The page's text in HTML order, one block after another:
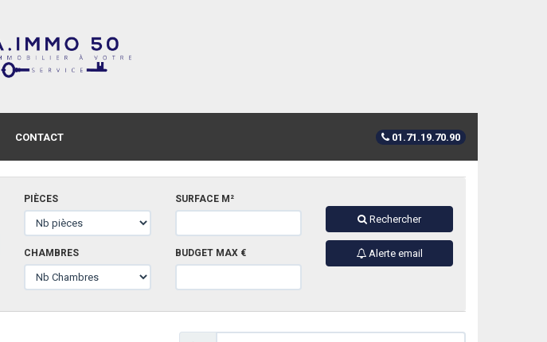
CONTACT 01.71.19.70.90
PIÈCES
CHAMBRES
SURFACE M²
BUDGET MAX €
Rechercher
Alerte email